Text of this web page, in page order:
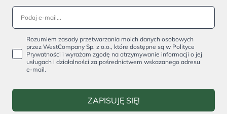
Rozumiem zasady przetwarzania moich danych osobowych
przez WestCompany Sp. z o.o., które dostępne są w Polityce
Prywatności i wyrażam zgodę na otrzymywanie informacji o jej
usługach i działalności za pośrednictwem wskazanego adresu
e-mail.
ZAPISUJĘ SIĘ!